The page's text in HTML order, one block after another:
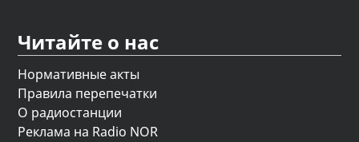
Читайте о нас
Нормативные акты
Правила перепечатки
О радиостанции
Реклама на Radio NOR